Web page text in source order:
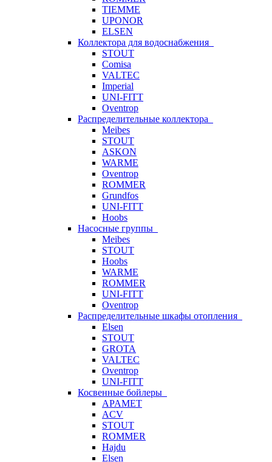
TIEMME
UPONOR
ELSEN
Коллектора для водоснабжения
STOUT
Comisa
VALTEC
Imperial
UNI-FITT
Oventrop
Распределительные коллектора
Meibes
STOUT
ASKON
WARME
Oventrop
ROMMER
Grundfos
UNI-FITT
Hoobs
Насосные группы
Meibes
STOUT
Hoobs
WARME
ROMMER
UNI-FITT
Oventrop
Распределительные шкафы отопления
Elsen
STOUT
GROTA
VALTEC
Oventrop
UNI-FITT
Косвенные бойлеры
APAMET
ACV
STOUT
ROMMER
Hajdu
Elsen